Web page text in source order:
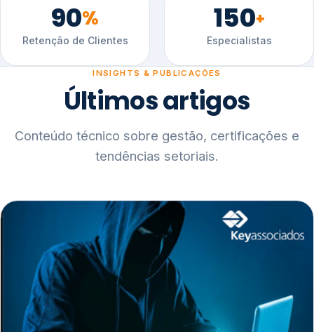
90%
Retenção de Clientes
150+
Especialistas
INSIGHTS & PUBLICAÇÕES
Últimos artigos
Conteúdo técnico sobre gestão, certificações e
tendências setoriais.